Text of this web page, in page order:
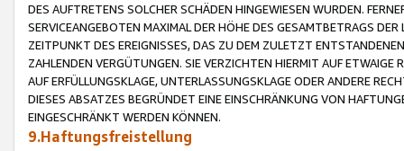
DES AUFTRETENS SOLCHER SCHÄDEN HINGEWIESEN WURDEN.
SERVICEANGEBOTEN MAXIMAL DER HÖHE DES GESAMTBETRAGS
ZEITPUNKT DES EREIGNISSES, DAS ZU DEM ZULETZT
ZAHLENDEN VERGÜTUNGEN. SIE VERZICHTEN HIERMIT AUF
AUF ERFÜLLUNGSKLAGE, UNTERLASSUNGSKLAGE ODER ANDERE
DIESES ABSATZES BEGRÜNDET EINE EINSCHRÄNKUNG VON
EINGESCHRÄNKT WERDEN KÖNNEN.
9.Haftungsfreistellung